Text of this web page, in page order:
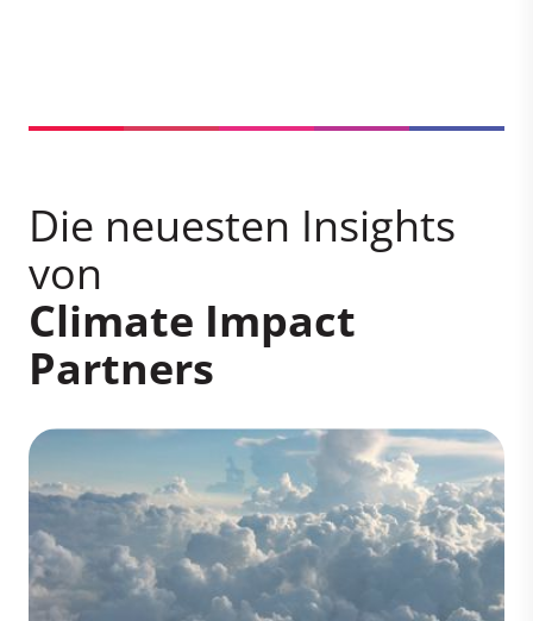
Die neuesten Insights
von
Climate Impact
Partners